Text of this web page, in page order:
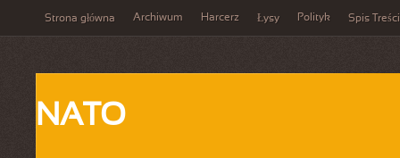
Strona główna Archiwum Harcerz Łysy Polityk Spis Treści
NATO